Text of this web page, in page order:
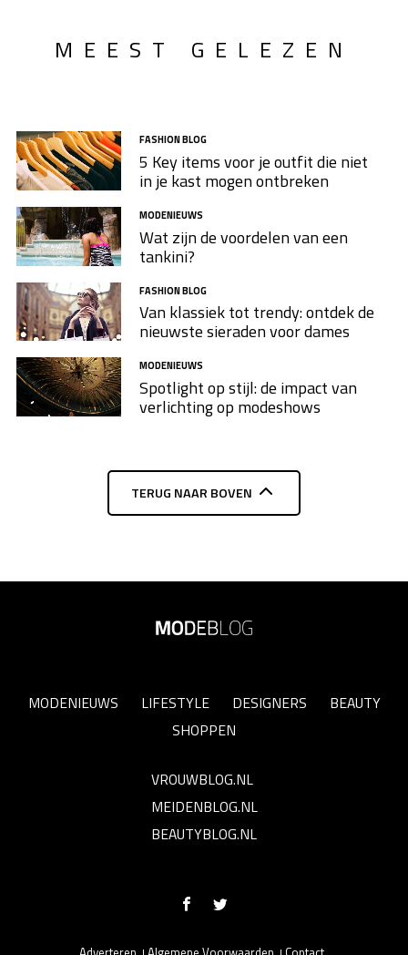
MEEST GELEZEN
FASHION BLOG
5 Key items voor je outfit die niet
in je kast mogen ontbreken
MODENIEUWS
Wat zijn de voordelen van een
tankini?
FASHION BLOG
Van klassiek tot trendy: ontdek de
nieuwste sieraden voor dames
MODENIEUWS
Spotlight op stijl: de impact van
verlichting op modeshows
TERUG NAAR BOVEN
MODENIEUWS LIFESTYLE DESIGNERS
BEAUTY
SHOPPEN
VROUWBLOG.NL
MEIDENBLOG.NL
BEAUTYBLOG.NL